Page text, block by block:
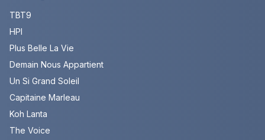
TBT9
HPI
Plus Belle La Vie
Demain Nous Appartient
Un Si Grand Soleil
Capitaine Marleau
Koh Lanta
The Voice